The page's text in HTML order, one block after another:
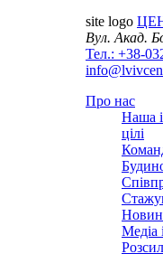
site logo
Вул. Акад.
Тел.: +38-
Про нас
Наша
цілі
Медіа